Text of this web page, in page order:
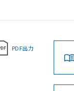
PDF出力